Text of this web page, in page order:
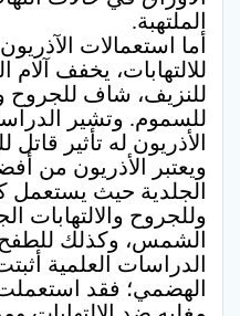
الملتهبة.
أما استعمالات
للالتهابات، يخفف
للنزيف، شاف للجروح
للسموم. وتشير
الأذريون له تأثير
ويعتبر الأذريون من
الجلدية حيث يستعمل
وللجروح والالتهابات
الشمس، وكذلك
الدراسات العلمية
الهضمي؛ فقد